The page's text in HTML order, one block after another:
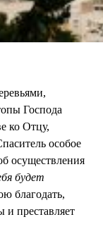
Господа
ко Отцу,
особое
осуществления
будет
благодать,
и преставляет